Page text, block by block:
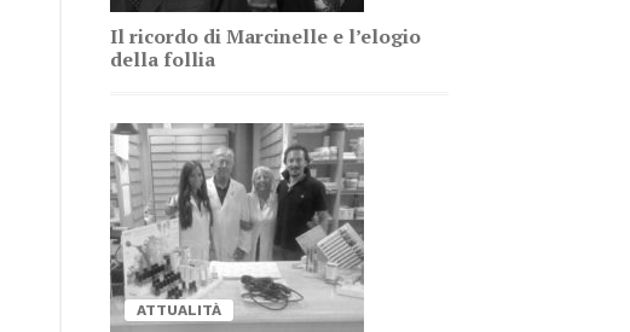
Il ri­cor­do di Mar­ci­nel­le e l’e­lo­gio
del­la fol­lia
AT­TUA­LI­TÀ